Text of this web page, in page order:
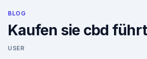
BLOG
Kaufen sie cbd führt
USER